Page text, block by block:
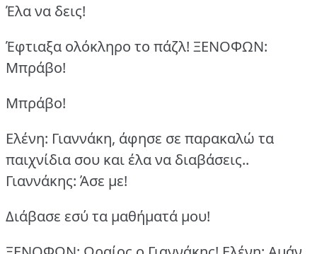
Έλα να δεις!
Έφτιαξα ολόκληρο το πάζλ! ΞΕΝΟΦΩΝ:
Μπράβο!
Μπράβο!
Ελένη: Γιαννάκη, άφησε σε παρακαλώ τα
παιχνίδια σου και έλα να διαβάσεις..
Γιαννάκης: Άσε με!
Διάβασε εσύ τα μαθήματά μου!